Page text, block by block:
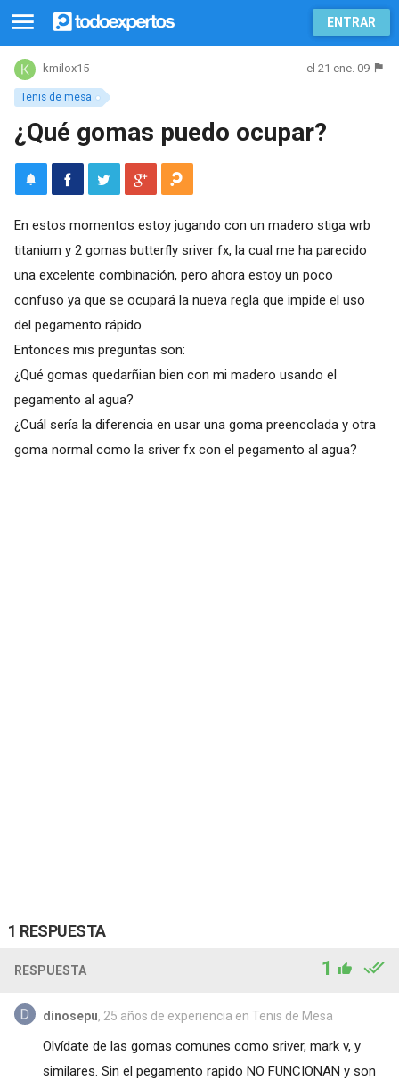
ENTRAR
Tenis de mesa
kmilox15 el 21 ene. 09
¿Qué gomas puedo ocupar?
En estos momentos estoy jugando con un madero stiga wrb
titanium y 2 gomas butterfly sriver fx, la cual me ha parecido
una excelente combinación, pero ahora estoy un poco
confuso ya que se ocupará la nueva regla que impide el uso
del pegamento rápido.
Entonces mis preguntas son:
¿Qué gomas quedarñian bien con mi madero usando el
pegamento al agua?
¿Cuál sería la diferencia en usar una goma preencolada y otra
goma normal como la sriver fx con el pegamento al agua?
1 RESPUESTA
RESPUESTA 1
dinosepu, 25 años de experiencia en Tenis de Mesa
Olvídate de las gomas comunes como sriver, mark v, y
similares. Sin el pegamento rapido NO FUNCIONAN y son